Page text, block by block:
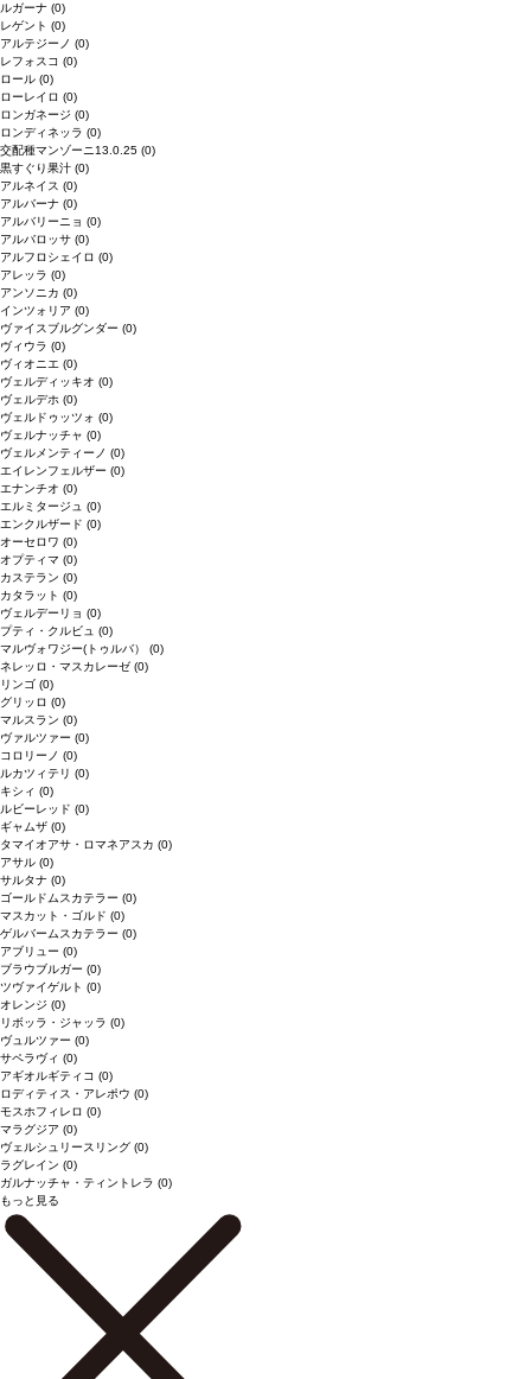
ルガーナ (0)
レゲント (0)
アルテジーノ (0)
レフォスコ (0)
ロール (0)
ローレイロ (0)
ロンガネージ (0)
ロンディネッラ (0)
交配種マンゾーニ13.0.25 (0)
黒すぐり果汁 (0)
アルネイス (0)
アルバーナ (0)
アルバリーニョ (0)
アルバロッサ (0)
アルフロシェイロ (0)
アレッラ (0)
アンソニカ (0)
インツォリア (0)
ヴァイスブルグンダー (0)
ヴィウラ (0)
ヴィオニエ (0)
ヴェルディッキオ (0)
ヴェルデホ (0)
ヴェルドゥッツォ (0)
ヴェルナッチャ (0)
ヴェルメンティーノ (0)
エイレンフェルザー (0)
エナンチオ (0)
エルミタージュ (0)
エンクルザード (0)
オーセロワ (0)
オプティマ (0)
カステラン (0)
カタラット (0)
ヴェルデーリョ (0)
プティ・クルビュ (0)
マルヴォワジー(トゥルバ） (0)
ネレッロ・マスカレーゼ (0)
リンゴ (0)
グリッロ (0)
マルスラン (0)
ヴァルツァー (0)
コロリーノ (0)
ルカツィテリ (0)
キシィ (0)
ルビーレッド (0)
ギャムザ (0)
タマイオアサ・ロマネアスカ (0)
アサル (0)
サルタナ (0)
ゴールドムスカテラー (0)
マスカット・ゴルド (0)
ゲルバームスカテラー (0)
アブリュー (0)
ブラウブルガー (0)
ツヴァイゲルト (0)
オレンジ (0)
リボッラ・ジャッラ (0)
ヴュルツァー (0)
サペラヴィ (0)
アギオルギティコ (0)
ロディティス・アレポウ (0)
モスホフィレロ (0)
マラグジア (0)
ヴェルシュリースリング (0)
ラグレイン (0)
ガルナッチャ・ティントレラ (0)
もっと見る